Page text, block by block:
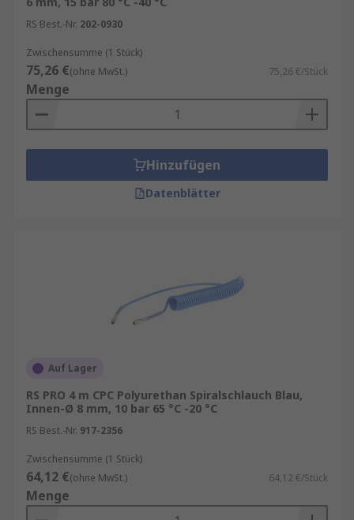
RS Best.-Nr. 202-0930
Zwischensumme (1 Stück)
75,26 €(ohne MwSt.) 75,26 €/Stück
Menge
Hinzufügen
Datenblätter
Auf Lager
RS PRO 4 m CPC Polyurethan Spiralschlauch Blau,
Innen-Ø 8 mm, 10 bar 65 °C -20 °C
RS Best.-Nr. 917-2356
Zwischensumme (1 Stück)
64,12 €(ohne MwSt.) 64,12 €/Stück
Menge